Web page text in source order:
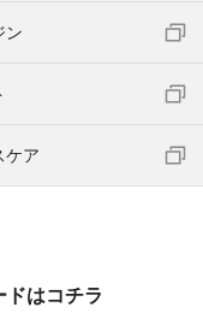
ン
ケア
はコチラ